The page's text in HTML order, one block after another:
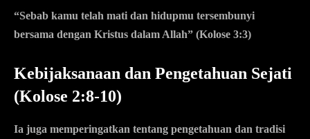
“Sebab kamu telah mati dan hidupmu tersembunyi
bersama dengan Kristus dalam Allah” (Kolose 3:3)
Kebijaksanaan dan Pengetahuan Sejati
(Kolose 2:8-10)
Ia juga memperingatkan tentang pengetahuan dan tradisi